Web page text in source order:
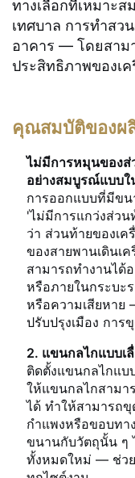
ทางเลือกที่เหมาะ
เทศบาล การทำสว
อาคาร — โดยสาม
ประสิทธิภาพของเ
คุณสมบัติของ
ไม่มีการหมุนของส่
อย่างสมบูรณ์แบบ
การออกแบบที่มีข
'ไม่มีการแกว่งส่ว
ว่า ส่วนท้ายของเค
ของสายพานเดินเ
สามารถทำงานได้
หรือภายในกระบะ
หรือความเสียหาย
ปรับปรุงเมือง การ
2. แขนกลไกแบบเ
ติดตั้งแขนกลไกแบ
ให้แขนกลไกสามา
ได้ ทำให้สามารถ
กำแพงหรือขอบทา
ขนานกับวัตถุนั้น ๆ
ทั้งหมดใหม่ — ช่วย